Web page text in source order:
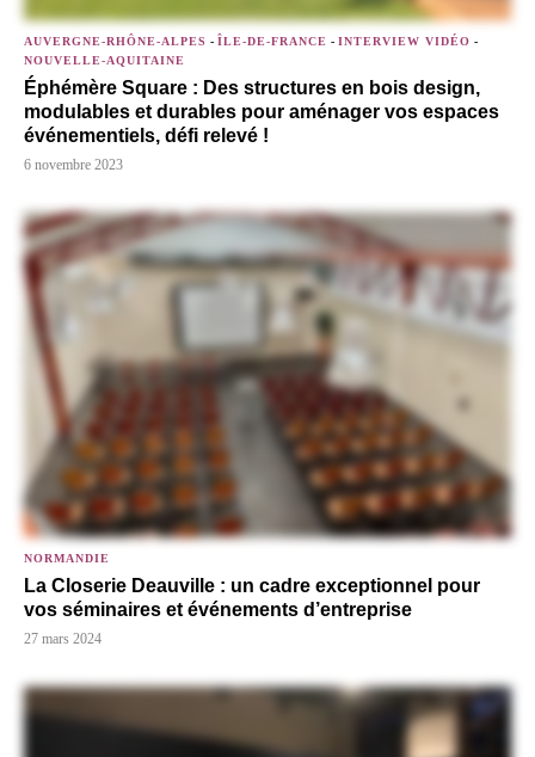
AUVERGNE-RHÔNE-ALPES - ÎLE-DE-FRANCE - INTERVIEW VIDÉO -
NOUVELLE-AQUITAINE
Éphémère Square : Des structures en bois design,
modulables et durables pour aménager vos espaces
événementiels, défi relevé !
6 novembre 2023
NORMANDIE
La Closerie Deauville : un cadre exceptionnel pour
vos séminaires et événements d’entreprise
27 mars 2024